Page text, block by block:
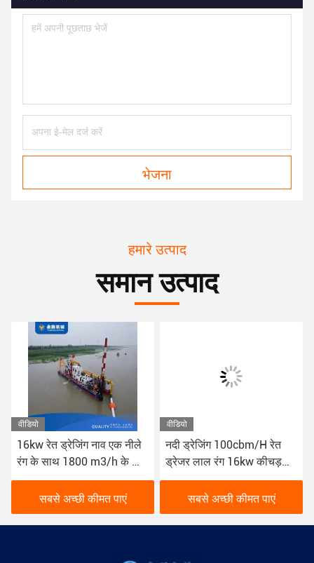
भेजना
हमारे उत्पाद
समान उत्पाद
एक नीले
h के लिए
वीडियो
नदी ड्रेजिंग 100cbm/H रेत
ड्रेजर लाल रंग 16kw कीचड़
ड्रेजिंग नाव
सबसे अच्छी कीमत पाएं
20 इंच का रेत ड्रेजिंग
नदी ड्रेजिंग के लिए 42
बनाया गया
सबसे अच्छी कीमत